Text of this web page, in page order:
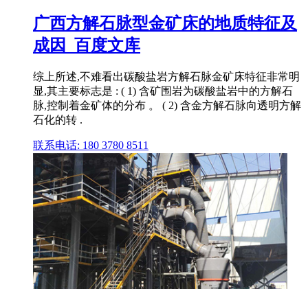
广西方解石脉型金矿床的地质特征及
成因_百度文库
综上所述,不难看出碳酸盐岩方解石脉金矿床特征非常明
显,其主要标志是 : ( 1) 含矿围岩为碳酸盐岩中的方解石
脉,控制着金矿体的分布 。 ( 2) 含金方解石脉向透明方解
石化的转 .
联系电话: 180 3780 8511